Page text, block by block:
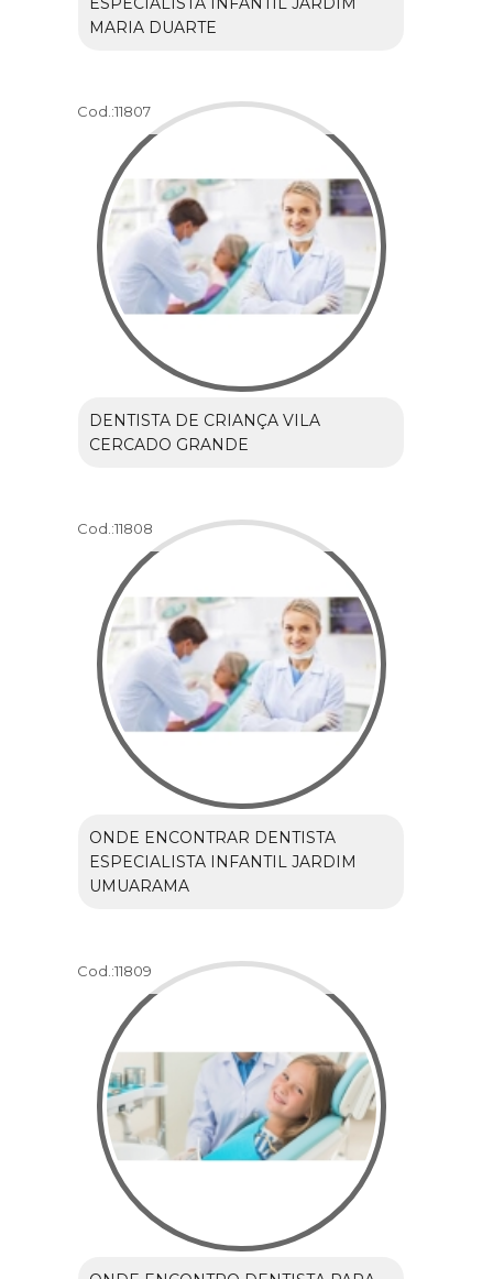
MARIA DUARTE
Cod.:11807
DENTISTA DE CRIANÇA VILA
CERCADO GRANDE
Cod.:11808
ONDE ENCONTRAR DENTISTA
ESPECIALISTA INFANTIL JARDIM
UMUARAMA
Cod.:11809